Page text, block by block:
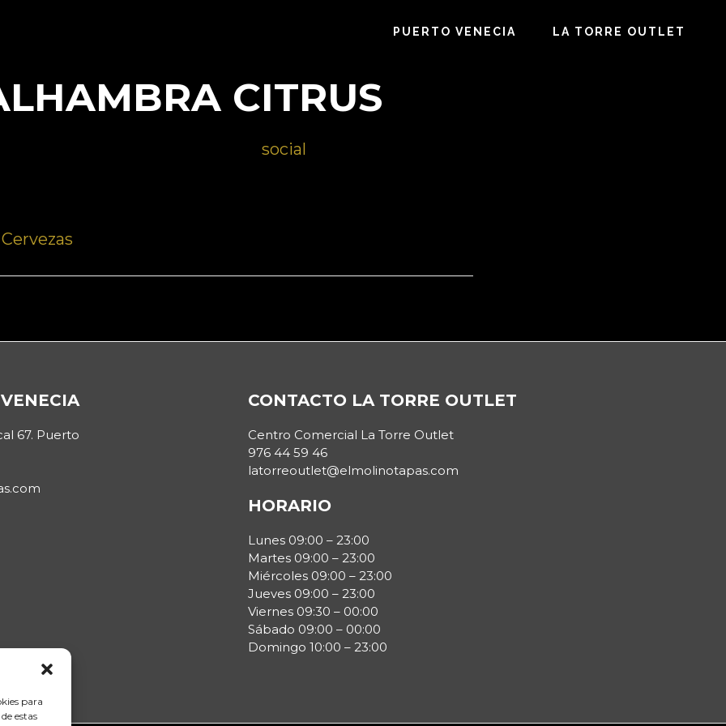
para
estas
PUERTO VENECIA LA TORRE OUTLET
CITRUS
social
Cervezas
67. Puerto
CONTACTO LA TORRE OUTLET
Centro Comercial La Torre Outlet
976 44 59 46
latorreoutlet@elmolinotapas.com
HORARIO
Lunes 09:00 – 23:00
Martes 09:00 – 23:00
Miércoles 09:00 – 23:00
Jueves 09:00 – 23:00
Viernes 09:30 – 00:00
Sábado 09:00 – 00:00
Domingo 10:00 – 23:00